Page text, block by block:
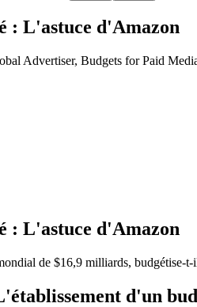
: L'astuce d'Amazon
Advertiser, Budgets for Paid
: L'astuce d'Amazon
de $16,9 milliards, budgétise-t-
d'un